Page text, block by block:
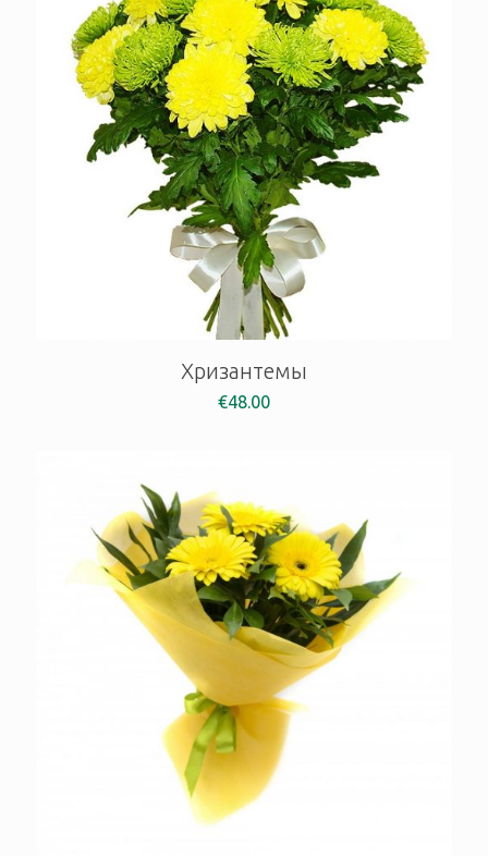
Хризантемы
€48.00